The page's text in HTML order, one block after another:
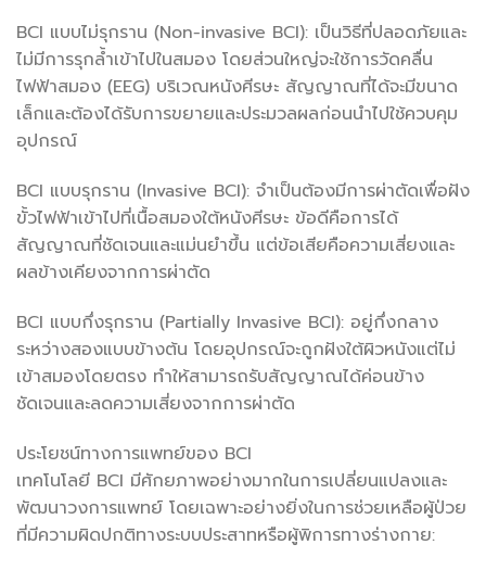
BCI แบบไม่รุกราน (Non-invasive BCI): เป็นวิธีที่ปลอดภัยและ
ไม่มีการรุกล้ำเข้าไปในสมอง โดยส่วนใหญ่จะใช้การวัดคลื่น
ไฟฟ้าสมอง (EEG) บริเวณหนังศีรษะ สัญญาณที่ได้จะมีขนาด
เล็กและต้องได้รับการขยายและประมวลผลก่อนนำไปใช้ควบคุม
อุปกรณ์
BCI แบบรุกราน (Invasive BCI): จำเป็นต้องมีการผ่าตัดเพื่อฝัง
ขั้วไฟฟ้าเข้าไปที่เนื้อสมองใต้หนังศีรษะ ข้อดีคือการได้
สัญญาณที่ชัดเจนและแม่นยำขึ้น แต่ข้อเสียคือความเสี่ยงและ
ผลข้างเคียงจากการผ่าตัด
BCI แบบกึ่งรุกราน (Partially Invasive BCI): อยู่กึ่งกลาง
ระหว่างสองแบบข้างต้น โดยอุปกรณ์จะถูกฝังใต้ผิวหนังแต่ไม่
เข้าสมองโดยตรง ทำให้สามารถรับสัญญาณได้ค่อนข้าง
ชัดเจนและลดความเสี่ยงจากการผ่าตัด
ประโยชน์ทางการแพทย์ของ BCI
เทคโนโลยี BCI มีศักยภาพอย่างมากในการเปลี่ยนแปลงและ
พัฒนาวงการแพทย์ โดยเฉพาะอย่างยิ่งในการช่วยเหลือผู้ป่วย
ที่มีความผิดปกติทางระบบประสาทหรือผู้พิการทางร่างกาย: